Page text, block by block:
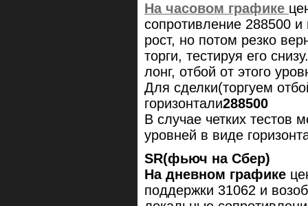
На часовом графике
сопротивление 288500 и
рост, но потом резко
торги, тестируя его
лонг, отбой от этого
Для сделки(торгуем
горизонтали288500
В случае четких тестов
уровней в виде
SR(фьюч на Сбер)
На дневном графике
поддержки 31062 и